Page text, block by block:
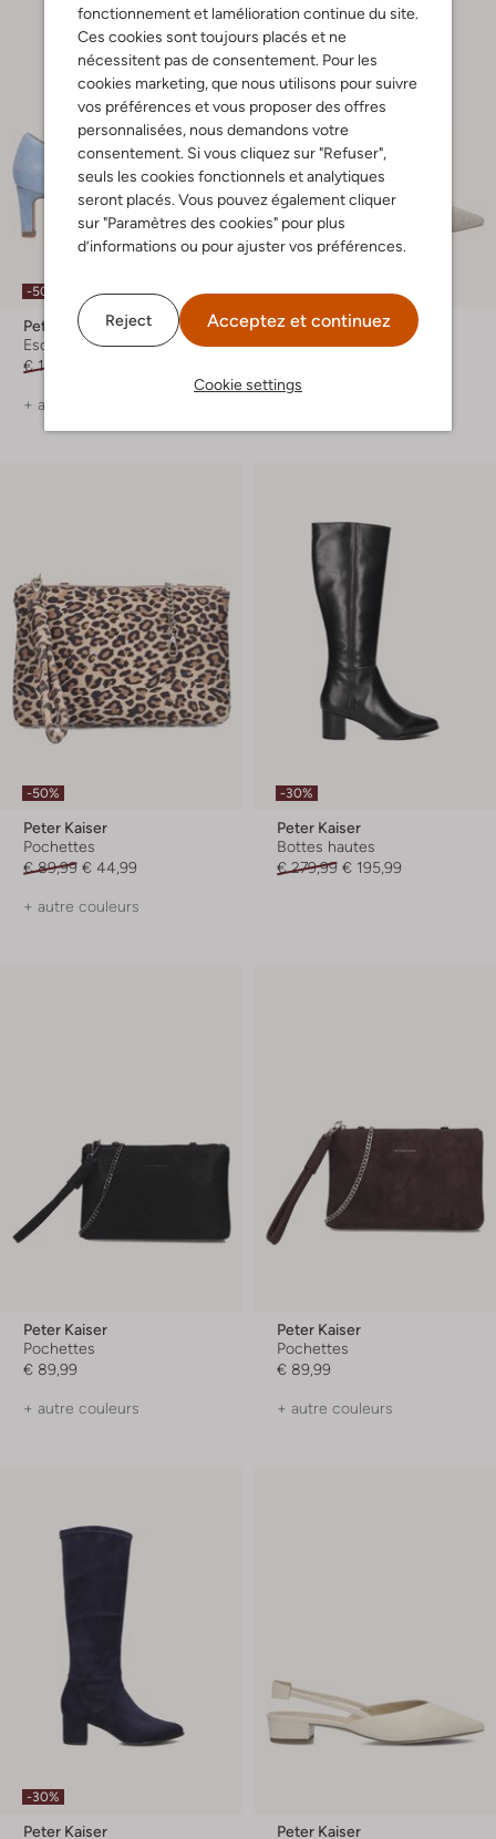
fonctionnement et lamélioration continue du site.
Ces cookies sont toujours placés et ne
nécessitent pas de consentement. Pour les
cookies marketing, que nous utilisons pour suivre
vos préférences et vous proposer des offres
personnalisées, nous demandons votre
consentement. Si vous cliquez sur "Refuser",
seuls les cookies fonctionnels et analytiques
seront placés. Vous pouvez également cliquer
sur "Paramètres des cookies" pour plus
d’informations ou pour ajuster vos préférences.
Reject Acceptez et continuez
Cookie settings
-50%
Peter Kaiser
Escarpins
€ 139,99
+ autre couleurs
Peter Kaiser
Escarpins
-50%
Peter Kaiser
Pochettes
€ 89,99 € 44,99
+ autre couleurs
-30%
Peter Kaiser
Bottes hautes
€ 279,99 € 195,99
Peter Kaiser
Pochettes
€ 89,99
+ autre couleurs
Peter Kaiser
Pochettes
€ 89,99
+ autre couleurs
-30%
Peter Kaiser Peter Kaiser